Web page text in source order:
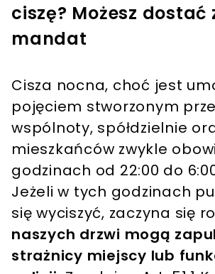
ciszę? Możesz dostać
mandat
Cisza nocna, choć jest
pojęciem stworzonym
wspólnoty, spółdzielnie
mieszkańców zwykle
godzinach od 22:00 do
Jeżeli w tych godzinach
się wyciszyć, zaczyna się
naszych drzwi mogą
strażnicy miejscy lub